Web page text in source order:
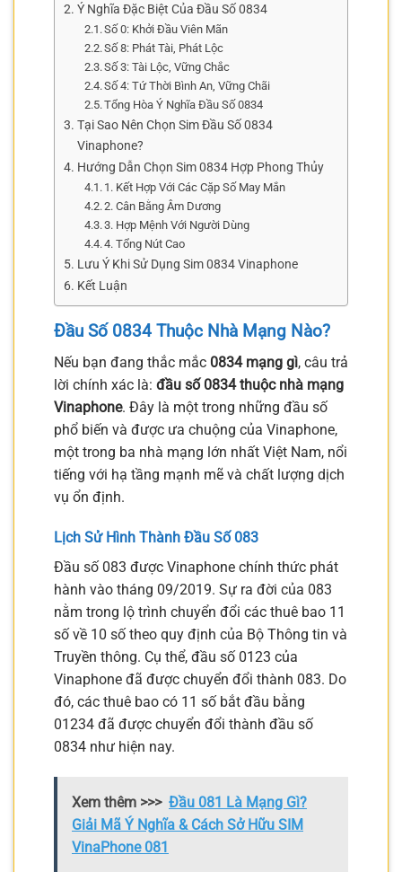
Ý Nghĩa Đặc Biệt Của Đầu Số 0834
Số 0: Khởi Đầu Viên Mãn
Số 8: Phát Tài, Phát Lộc
Số 3: Tài Lộc, Vững Chắc
Số 4: Tứ Thời Bình An, Vững Chãi
Tổng Hòa Ý Nghĩa Đầu Số 0834
Tại Sao Nên Chọn Sim Đầu Số 0834
Vinaphone?
Hướng Dẫn Chọn Sim 0834 Hợp Phong Thủy
1. Kết Hợp Với Các Cặp Số May Mắn
2. Cân Bằng Âm Dương
3. Hợp Mệnh Với Người Dùng
4. Tổng Nút Cao
Lưu Ý Khi Sử Dụng Sim 0834 Vinaphone
Kết Luận
Đầu Số 0834 Thuộc Nhà Mạng Nào?
Nếu bạn đang thắc mắc 0834 mạng gì, câu trả
lời chính xác là: đầu số 0834 thuộc nhà mạng
Vinaphone. Đây là một trong những đầu số
phổ biến và được ưa chuộng của Vinaphone,
một trong ba nhà mạng lớn nhất Việt Nam, nổi
tiếng với hạ tầng mạnh mẽ và chất lượng dịch
vụ ổn định.
Lịch Sử Hình Thành Đầu Số 083
Đầu số 083 được Vinaphone chính thức phát
hành vào tháng 09/2019. Sự ra đời của 083
nằm trong lộ trình chuyển đổi các thuê bao 11
số về 10 số theo quy định của Bộ Thông tin và
Truyền thông. Cụ thể, đầu số 0123 của
Vinaphone đã được chuyển đổi thành 083. Do
đó, các thuê bao có 11 số bắt đầu bằng
01234 đã được chuyển đổi thành đầu số
0834 như hiện nay.
Xem thêm >>> Đầu 081 Là Mạng Gì?
Giải Mã Ý Nghĩa & Cách Sở Hữu SIM
VinaPhone 081